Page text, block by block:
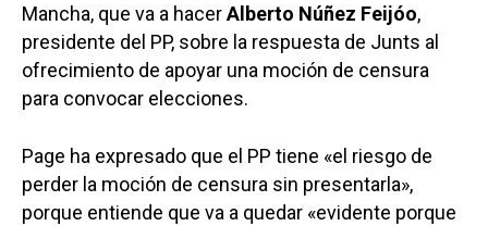
Mancha, que va a hacerAlberto Núñez Feijóo,
presidente del PP, sobre la respuesta de Junts al
ofrecimiento de apoyar una moción de censura
para convocar elecciones.
Page ha expresado que el PP tiene «el riesgo de
perder la moción de censura sin presentarla»,
porque entiende que va a quedar «evidente porque